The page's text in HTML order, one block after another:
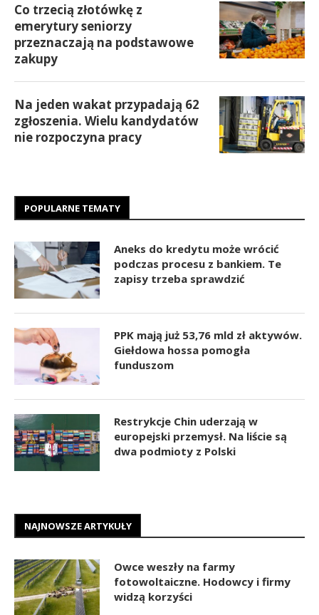
Co trzecią złotówkę z
emerytury seniorzy
przeznaczają na podstawowe
zakupy
Na jeden wakat przypadają 62
zgłoszenia. Wielu kandydatów
nie rozpoczyna pracy
POPULARNE TEMATY
Aneks do kredytu może wrócić
podczas procesu z bankiem. Te
zapisy trzeba sprawdzić
PPK mają już 53,76 mld zł aktywów.
Giełdowa hossa pomogła
funduszom
Restrykcje Chin uderzają w
europejski przemysł. Na liście są
dwa podmioty z Polski
NAJNOWSZE ARTYKUŁY
Owce weszły na farmy
fotowoltaiczne. Hodowcy i firmy
widzą korzyści